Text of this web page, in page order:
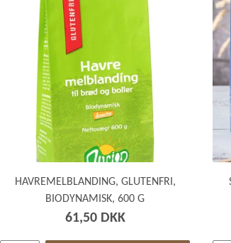
HAVREMELBLANDING, GLUTENFRI,
BIODYNAMISK, 600 G
61,50 DKK